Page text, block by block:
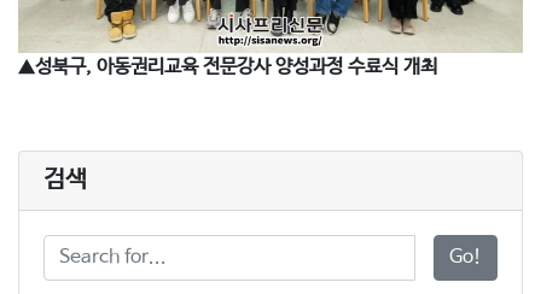
▲성북구, 아동권리교육 전문강사 양성과정 수료식 개최
검색
Go!